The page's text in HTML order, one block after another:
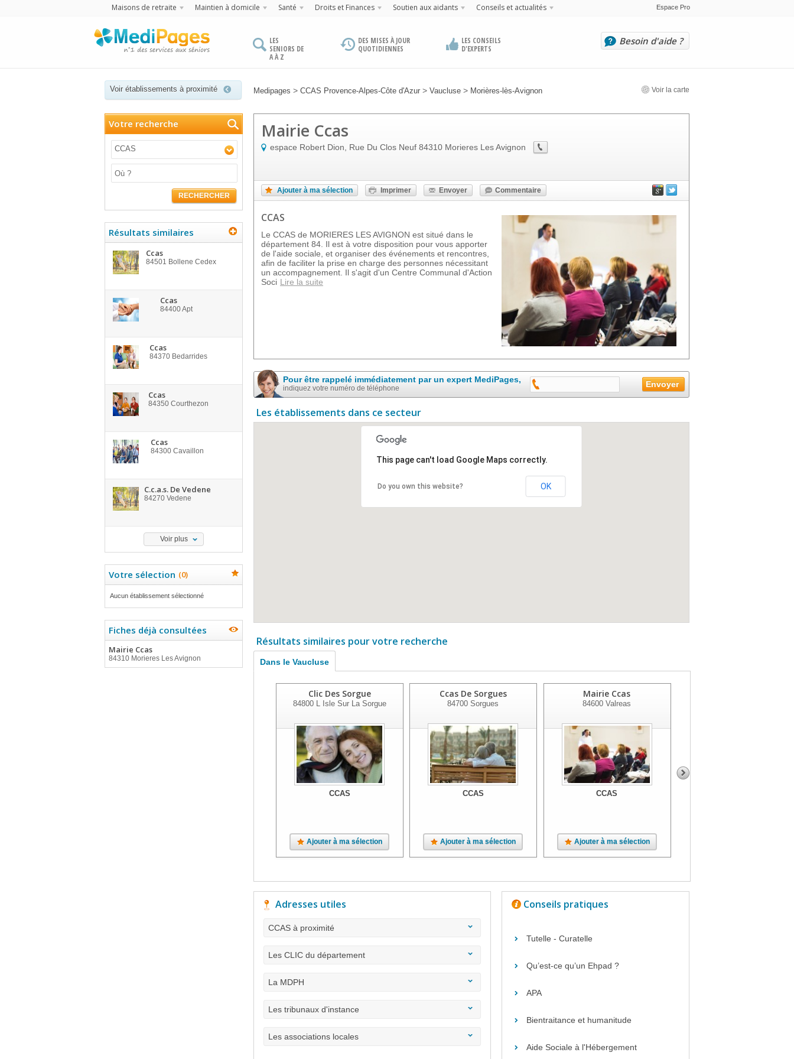
Maisons de retraite Maintien à domicile Santé Droits et Finances Soutien aux aidants Conseils et actualités Espace Pro
LES
SENIORS DE
A À Z
DES MISES À JOUR
QUOTIDIENNES
LES CONSEILS
D'EXPERTS
Besoin d'aide ?
Voir établissements à proximité Medipages > CCAS Provence-Alpes-Côte d'Azur > Vaucluse > Morières-lès-Avignon Voir la carte
Votre recherche
CCAS
RECHERCHER
Résultats similaires
Ccas
84501 Bollene Cedex
Ccas
84400Apt
Ccas
84370 Bedarrides
Ccas
84350 Courthezon
Ccas
84300 Cavaillon
C.c.a.s. De Vedene
84270 Vedene
Voir plus
Votre sélection (0)
Aucun établissement sélectionné
Fiches déjà consultées
Mairie Ccas
84310 Morieres Les Avignon
Mairie Ccas
espace Robert Dion, Rue Du Clos Neuf 84310 Morieres Les Avignon
Ajouter à ma sélection Imprimer Envoyer Commentaire
CCAS
Le CCAS de MORIERES LES AVIGNON est situé dans le
département 84. Il est à votre disposition pour vous apporter
de l'aide sociale, et organiser des événements et rencontres,
afin de faciliter la prise en charge des personnes nécessitant
un accompagnement. Il s'agit d'un Centre Communal d'Action
Soci Lire la suite
Pour être rappelé immédiatement par un expert MediPages,
indiquez votre numéro de téléphone
Les établissements dans ce secteur
This page can't load Google Maps correctly.
Do you own this website? OK
Résultats similaires pour votre recherche
Dans le Vaucluse
Clic Des Sorgue
84800L Isle Sur La Sorgue
CCAS
Ajouter à ma sélection
Ccas De Sorgues
84700 Sorgues
CCAS
Ajouter à ma sélection
Mairie Ccas
84600 Valreas
CCAS
Ajouter à ma sélection
Adresses utiles
CCAS à proximité
Les CLIC du département
La MDPH
Les tribunaux d'instance
Les associations locales
Conseils pratiques
Tutelle - Curatelle
Qu’est-ce qu’un Ehpad ?
APA
Bientraitance et humanitude
Aide Sociale à l'Hébergement